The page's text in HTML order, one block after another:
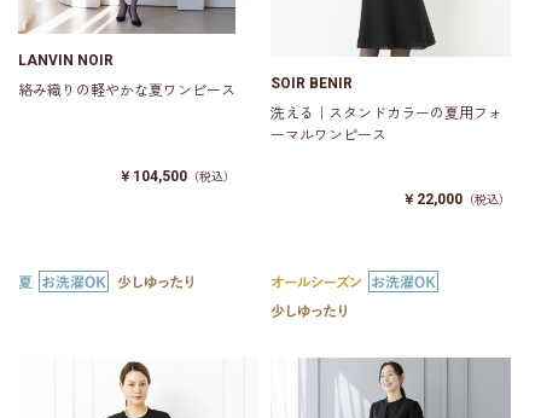
LANVIN NOIR
絡み織りの軽やかな夏ワンピース
￥104,500 （税込）
SOIR BENIR
洗える｜スタンドカラーの夏用フォ
ーマルワンピース
￥22,000 （税込）